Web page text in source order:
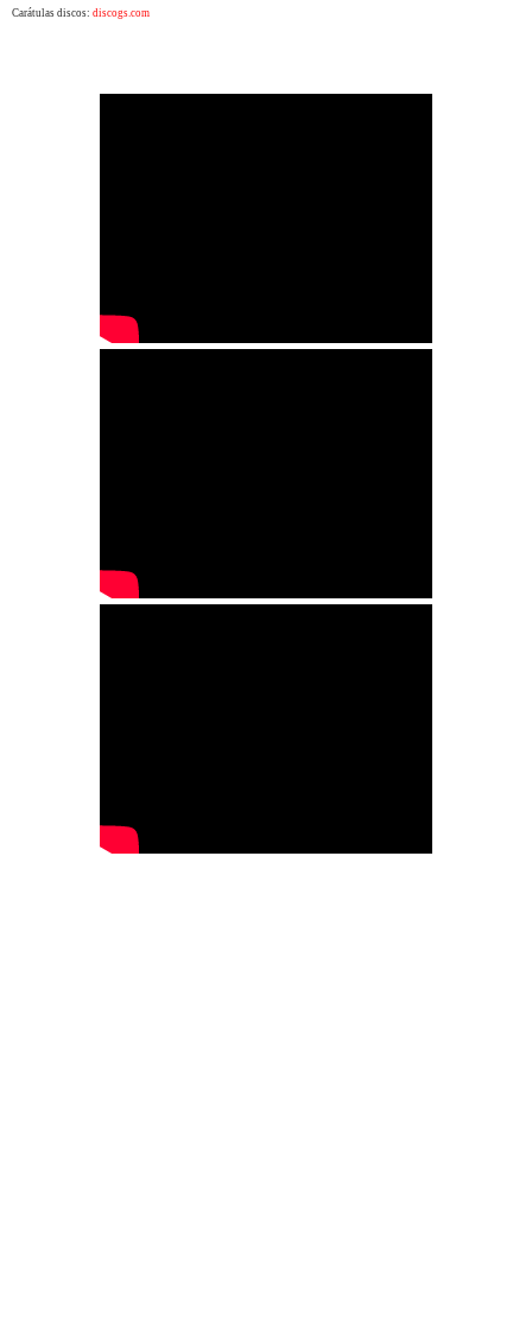
Carátulas discos: discogs.com